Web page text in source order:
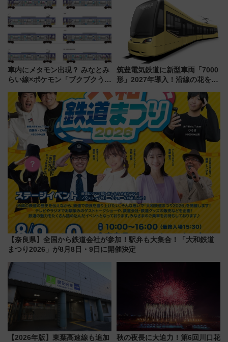
レポート
車内にメタモン出現？ みなとみ
らい線×ポケモン「ブクブクうみ
行開始に！ この夏は直通列車で
横浜へ！
筑豊電気鉄道に新型車両「7000
形」2027年導入！沿線の花をイ
内は落ち着いたゆとりある空間
に
【奈良県】全国から鉄道会社が参加！駅弁も大集合！「大和鉄道
まつり2026」が8月8日・9日に開催決定
【2026年版】東葉高速線も追加
秋の夜長に大迫力！第6回川口花